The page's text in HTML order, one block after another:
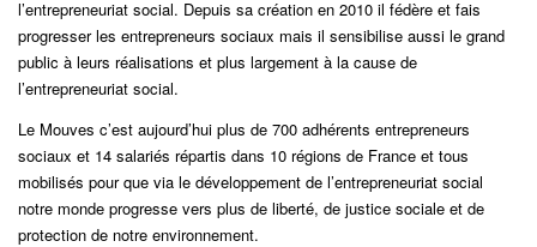
l’entrepreneuriat social. Depuis sa création en 2010 il fédère et fais
progresser les entrepreneurs sociaux mais il sensibilise aussi le grand
public à leurs réalisations et plus largement à la cause de
l’entrepreneuriat social.
Le Mouves c’est aujourd’hui plus de 700 adhérents entrepreneurs
sociaux et 14 salariés répartis dans 10 régions de France et tous
mobilisés pour que via le développement de l’entrepreneuriat social
notre monde progresse vers plus de liberté, de justice sociale et de
protection de notre environnement.